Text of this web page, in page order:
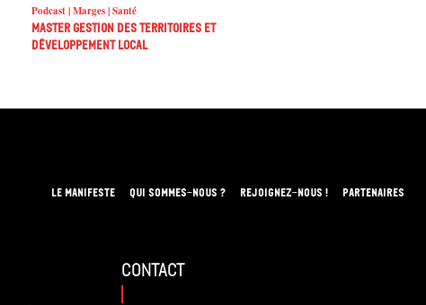
Podcast | Marges | Santé
Master Gestion des territoires et
développement local
LE MANIFESTE QUI SOMMES-NOUS ? REJOIGNEZ-NOUS ! PARTENAIRES
contact